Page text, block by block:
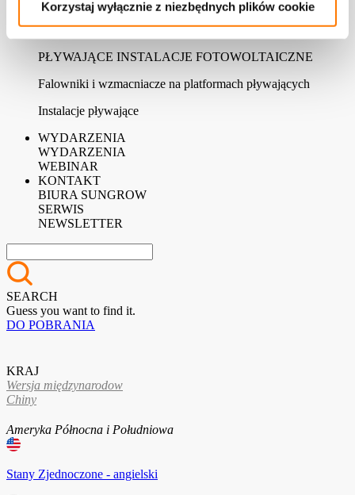
Korzystaj wyłącznie z niezbędnych plików cookie
Stacja ładowania AC
Stacja ładowania DC
PŁYWAJĄCE INSTALACJE FOTOWOLTAICZNE
Falowniki i wzmacniacze na platformach pływających
Instalacje pływające
WYDARZENIA
WYDARZENIA
WEBINAR
KONTAKT
BIURA SUNGROW
SERWIS
NEWSLETTER
SEARCH
Guess you want to find it.
DO POBRANIA
KRAJ
Wersja międzynarodow
Chiny
Ameryka Północna i Południowa
Stany Zjednoczone - angielski